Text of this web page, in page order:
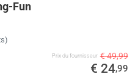
Fun
Prix ​​du fournisseur € 49,99
€ 24,99